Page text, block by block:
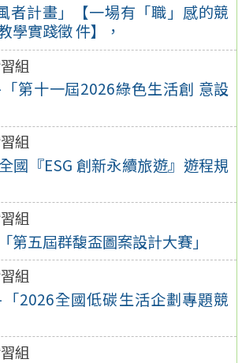
者計畫」【一場有「職」感的競
學實踐徵 件】，
組
第十一屆2026綠色生活創 意設
組
國『ESG 創新永續旅遊』遊程規
組
第五屆群馥盃圖案設計大賽」
組
2026全國低碳生活企劃專題競
組